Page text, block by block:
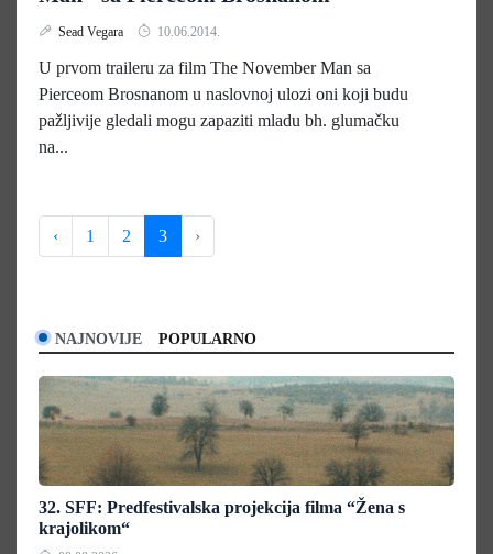
Sead Vegara 10.06.2014.
U prvom traileru za film The November Man sa
Pierceom Brosnanom u naslovnoj ulozi oni koji budu
pažljivije gledali mogu zapaziti mladu bh. glumačku
na...
‹ 1 2 3 ›
NAJNOVIJE POPULARNO
32. SFF: Predfestivalska projekcija filma “Žena s
krajolikom“